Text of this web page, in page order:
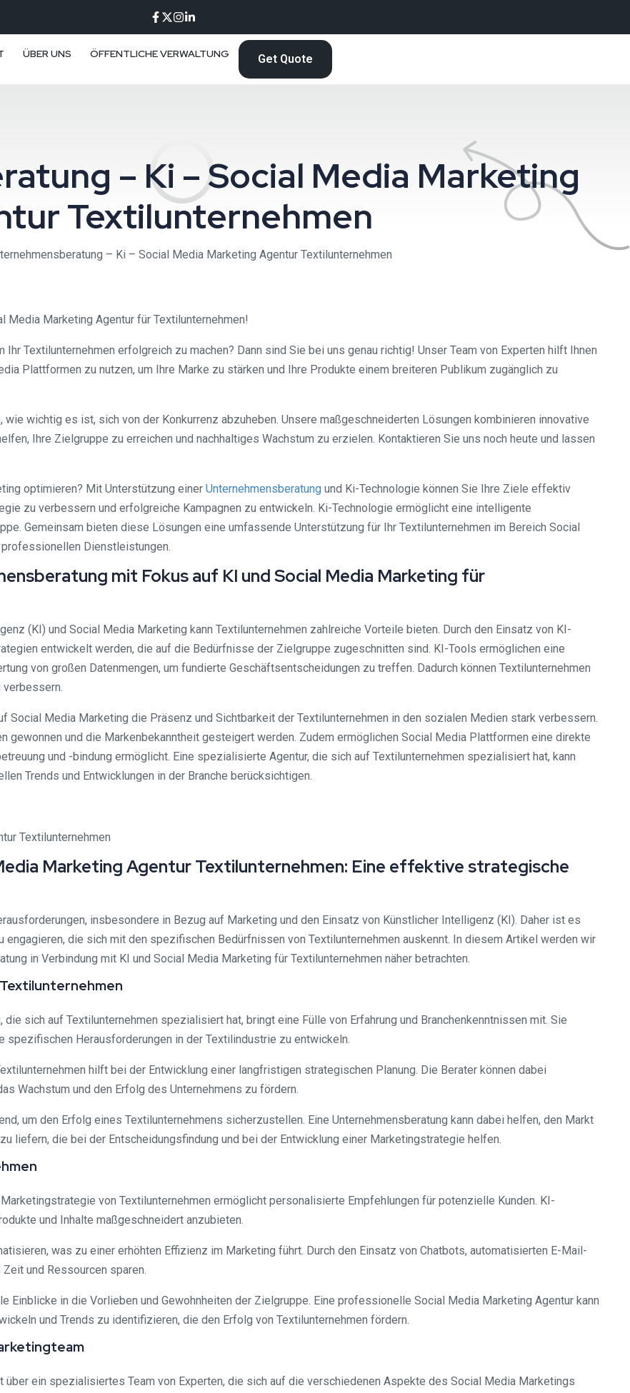
ÜBER UNS ÖFFENTLICHE VERWALTUNG Get Quote
– Ki – Social Media Marketing
Textilunternehmen
– Ki – Social Media Marketing Agentur Textilunternehmen
Marketing Agentur für Textilunternehmen!
Textilunternehmen erfolgreich zu machen? Dann sind Sie bei uns genau richtig! Unser Team von Experten hilft Ihnen
Plattformen zu nutzen, um Ihre Marke zu stärken und Ihre Produkte einem breiteren Publikum zugänglich zu
wichtig es ist, sich von der Konkurrenz abzuheben. Unsere maßgeschneiderten Lösungen kombinieren innovative
Ihre Zielgruppe zu erreichen und nachhaltiges Wachstum zu erzielen. Kontaktieren Sie uns noch heute und lassen
optimieren? Mit Unterstützung einer Unternehmensberatung und Ki-Technologie können Sie Ihre Ziele effektiv
zu verbessern und erfolgreiche Kampagnen zu entwickeln. Ki-Technologie ermöglicht eine intelligente
Gemeinsam bieten diese Lösungen eine umfassende Unterstützung für Ihr Textilunternehmen im Bereich Social
Dienstleistungen.
mit Fokus auf KI und Social Media Marketing für
(KI) und Social Media Marketing kann Textilunternehmen zahlreiche Vorteile bieten. Durch den Einsatz von KI-
entwickelt werden, die auf die Bedürfnisse der Zielgruppe zugeschnitten sind. KI-Tools ermöglichen eine
von großen Datenmengen, um fundierte Geschäftsentscheidungen zu treffen. Dadurch können Textilunternehmen
verbessern.
Social Media Marketing die Präsenz und Sichtbarkeit der Textilunternehmen in den sozialen Medien stark verbessern.
gewonnen und die Markenbekanntheit gesteigert werden. Zudem ermöglichen Social Media Plattformen eine direkte
und -bindung ermöglicht. Eine spezialisierte Agentur, die sich auf Textilunternehmen spezialisiert hat, kann
Trends und Entwicklungen in der Branche berücksichtigen.
Marketing Agentur Textilunternehmen: Eine effektive strategische
insbesondere in Bezug auf Marketing und den Einsatz von Künstlicher Intelligenz (KI). Daher ist es
die sich mit den spezifischen Bedürfnissen von Textilunternehmen auskennt. In diesem Artikel werden wir
in Verbindung mit KI und Social Media Marketing für Textilunternehmen näher betrachten.
die sich auf Textilunternehmen spezialisiert hat, bringt eine Fülle von Erfahrung und Branchenkenntnissen mit. Sie
Herausforderungen in der Textilindustrie zu entwickeln.
hilft bei der Entwicklung einer langfristigen strategischen Planung. Die Berater können dabei
Wachstum und den Erfolg des Unternehmens zu fördern.
um den Erfolg eines Textilunternehmens sicherzustellen. Eine Unternehmensberatung kann dabei helfen, den Markt
liefern, die bei der Entscheidungsfindung und bei der Entwicklung einer Marketingstrategie helfen.
von Textilunternehmen ermöglicht personalisierte Empfehlungen für potenzielle Kunden. KI-
und Inhalte maßgeschneidert anzubieten.
was zu einer erhöhten Effizienz im Marketing führt. Durch den Einsatz von Chatbots, automatisierten E-Mail-
und Ressourcen sparen.
Einblicke in die Vorlieben und Gewohnheiten der Zielgruppe. Eine professionelle Social Media Marketing Agentur kann
und Trends zu identifizieren, die den Erfolg von Textilunternehmen fördern.
über ein spezialisiertes Team von Experten, die sich auf die verschiedenen Aspekte des Social Media Marketings